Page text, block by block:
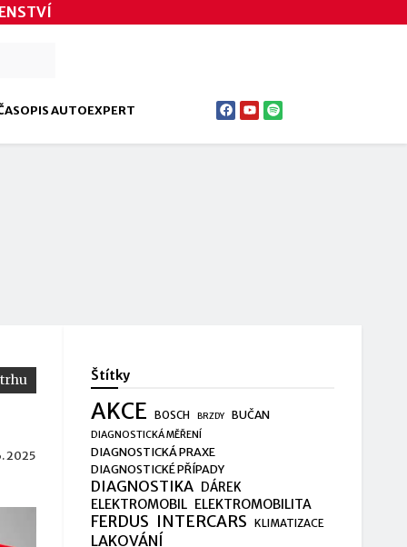
AUTOEXPERT
2025
Štítky
AKCE BOSCH BRZDY BUČAN
DIAGNOSTICKÁ MĚŘENÍ
DIAGNOSTICKÁ PRAXE
DIAGNOSTICKÉ PŘÍPADY
DIAGNOSTIKA DÁREK
ELEKTROMOBIL ELEKTROMOBILITA
FERDUS INTERCARS KLIMATIZACE
LAKOVÁNÍ